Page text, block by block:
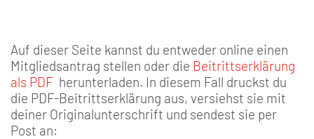
Auf dieser Seite kannst du entweder online einen
Mitgliedsantrag stellen oder die Beitrittserklärung
als PDF herunterladen. In diesem Fall druckst du
die PDF-Beitrittserklärung aus, versiehst sie mit
deiner Originalunterschrift und sendest sie per
Post an: